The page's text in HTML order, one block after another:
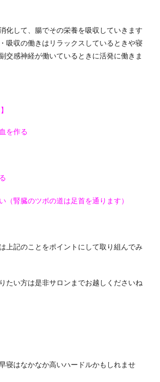
化して、腸でその栄養を吸収していきます
吸収の働きはリラックスしているときや寝
交感神経が働いているときに活発に働きま
を作る
（腎臓のツボの道は足首を通ります）
上記のことをポイントにして取り組んでみ
たい方は是非サロンまでお越しくださいね
寝はなかなか高いハードルかもしれませ